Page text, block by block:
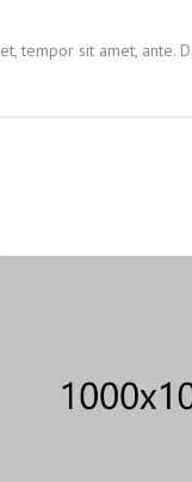
tempor sit amet, ante.